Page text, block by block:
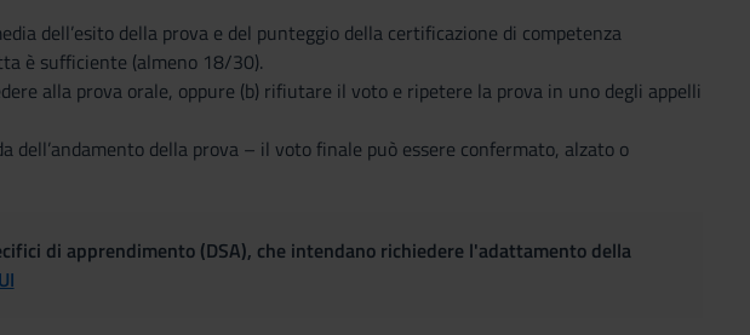
dell’esito della prova e del punteggio della certificazione di competenza
è sufficiente (almeno 18/30).
alla prova orale, oppure (b) rifiutare il voto e ripetere la prova in uno degli appelli
dell’andamento della prova – il voto finale può essere confermato, alzato o
di apprendimento (DSA), che intendano richiedere l'adattamento della